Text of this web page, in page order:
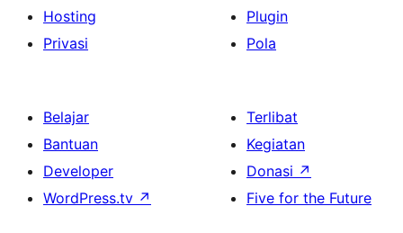
Hosting
Privasi
Plugin
Pola
Belajar
Bantuan
Developer
WordPress.tv ↗
Terlibat
Kegiatan
Donasi ↗
Five for the Future